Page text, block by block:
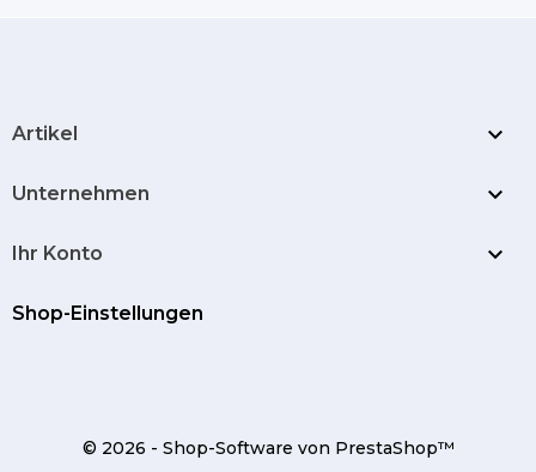
Artikel 
Unternehmen 
Ihr Konto 
Shop-Einstellungen
© 2026 - Shop-Software von PrestaShop™